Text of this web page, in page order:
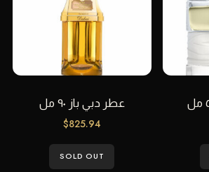
عطر دبي باز ٩٠ مل
$825.94
SOLD OUT